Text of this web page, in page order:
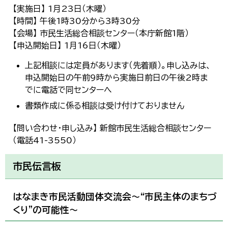
【実施日】 1月23日（木曜）
【時間】 午後1時30分から3時30分
【会場】 市民生活総合相談センター（本庁新館1階）
【申込開始日】 1月16日（木曜）
上記相談には定員があります（先着順）。申し込みは、
申込開始日の午前9時から実施日前日の午後2時ま
でに電話で同センターへ
書類作成に係る相談は受け付けておりません
【問い合わせ・申し込み】 新館市民生活総合相談センター
（電話41-3550）
市民伝言板
はなまき市民活動団体交流会～“市民主体のまちづ
くり”の可能性～